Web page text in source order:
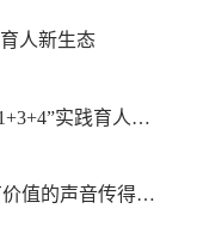
人新生态
创新红色文化协同培养体系 构建“1+3+4”实践育人模式 ——以“乐途有你”德育实践项目为例
创新辅导员网络育人新路径，让有价值的声音传得更远